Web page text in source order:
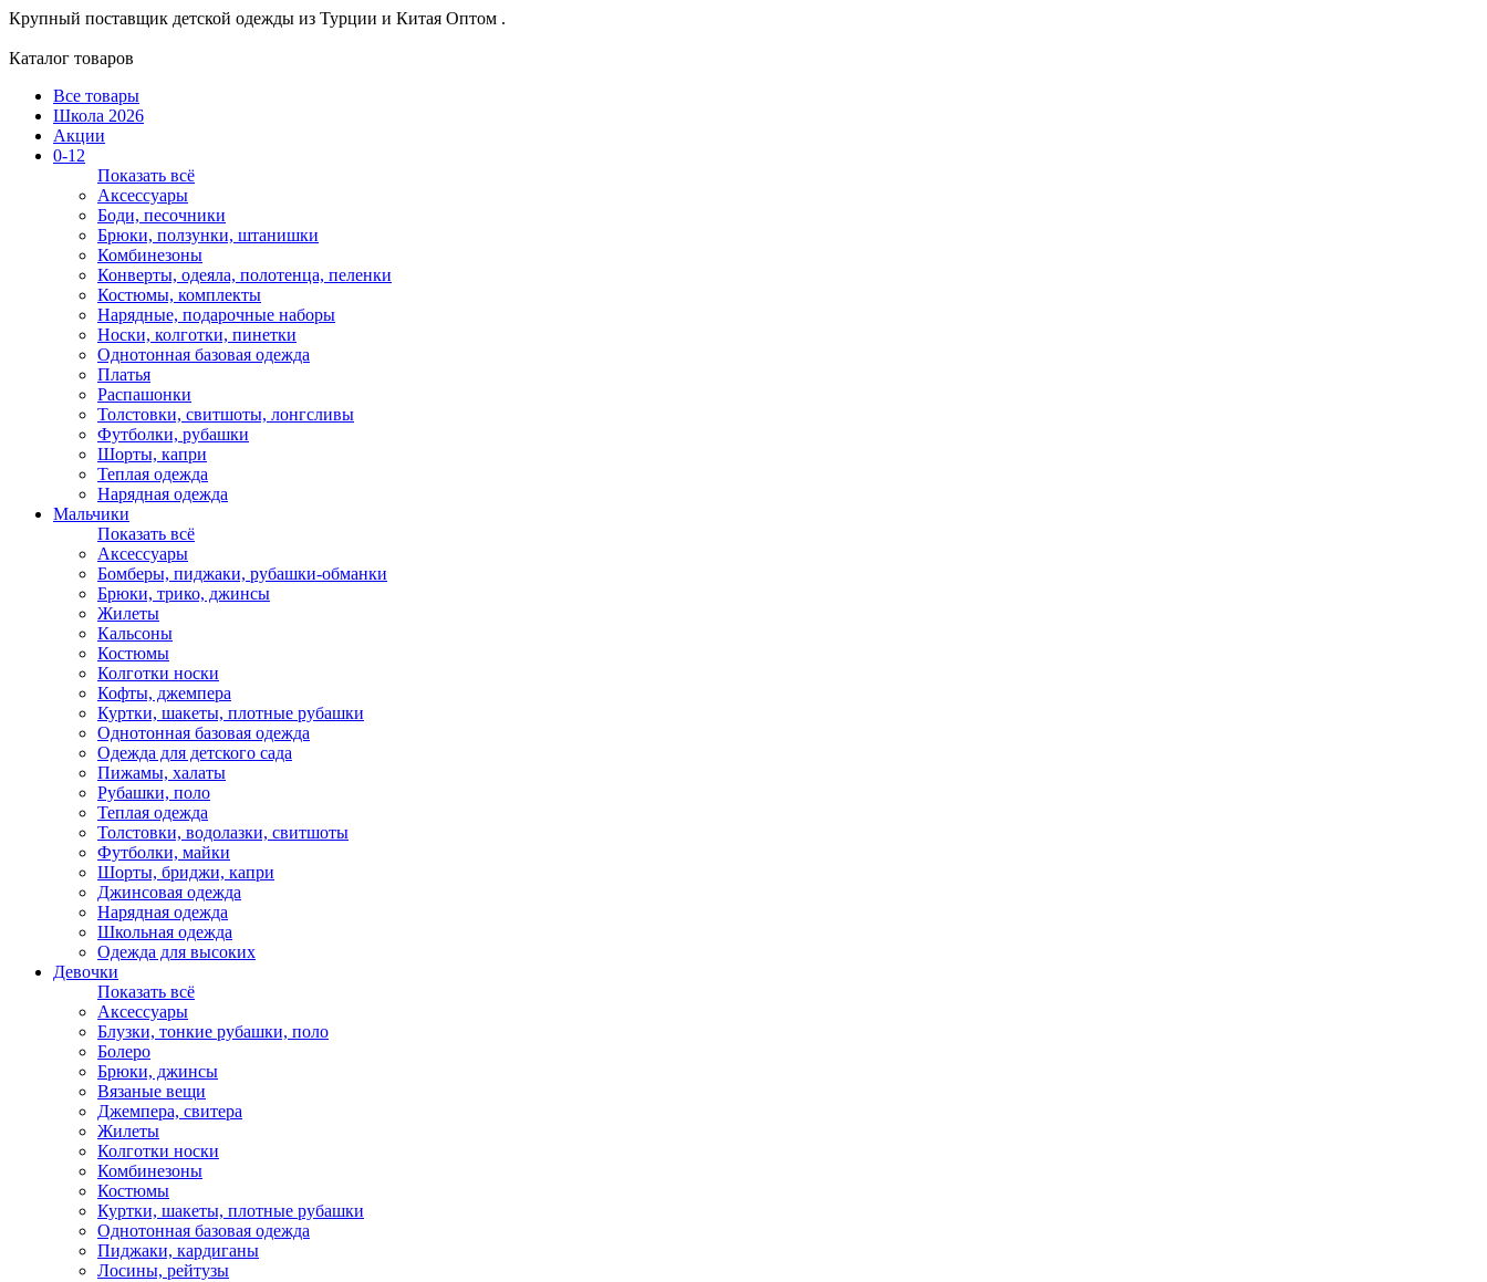
Крупный поставщик детской одежды из Турции и Китая Оптом .
Каталог товаров
Все товары
Школа 2026
Акции
0-12
Показать всё
Аксессуары
Боди, песочники
Брюки, ползунки, штанишки
Комбинезоны
Конверты, одеяла, полотенца, пеленки
Костюмы, комплекты
Нарядные, подарочные наборы
Носки, колготки, пинетки
Однотонная базовая одежда
Платья
Распашонки
Толстовки, свитшоты, лонгсливы
Футболки, рубашки
Шорты, капри
Теплая одежда
Нарядная одежда
Мальчики
Показать всё
Аксессуары
Бомберы, пиджаки, рубашки-обманки
Брюки, трико, джинсы
Жилеты
Кальсоны
Костюмы
Колготки носки
Кофты, джемпера
Куртки, шакеты, плотные рубашки
Однотонная базовая одежда
Одежда для детского сада
Пижамы, халаты
Рубашки, поло
Теплая одежда
Толстовки, водолазки, свитшоты
Футболки, майки
Шорты, бриджи, капри
Джинсовая одежда
Нарядная одежда
Школьная одежда
Одежда для высоких
Девочки
Показать всё
Аксессуары
Блузки, тонкие рубашки, поло
Болеро
Брюки, джинсы
Вязаные вещи
Джемпера, свитера
Жилеты
Колготки носки
Комбинезоны
Костюмы
Куртки, шакеты, плотные рубашки
Однотонная базовая одежда
Пиджаки, кардиганы
Лосины, рейтузы